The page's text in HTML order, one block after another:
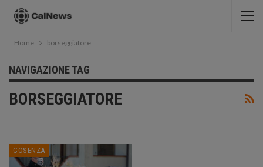
Home borseggiatore
NAVIGAZIONE TAG
BORSEGGIATORE
COSENZA